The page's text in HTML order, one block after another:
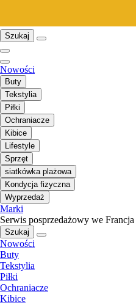
Szukaj
Nowości
Buty
Tekstylia
Piłki
Ochraniacze
Kibice
Lifestyle
Sprzęt
siatkówka plażowa
Kondycja fizyczna
Wyprzedaż
Marki
Serwis posprzedażowy we Francja
Szukaj
Nowości
Buty
Tekstylia
Piłki
Ochraniacze
Kibice